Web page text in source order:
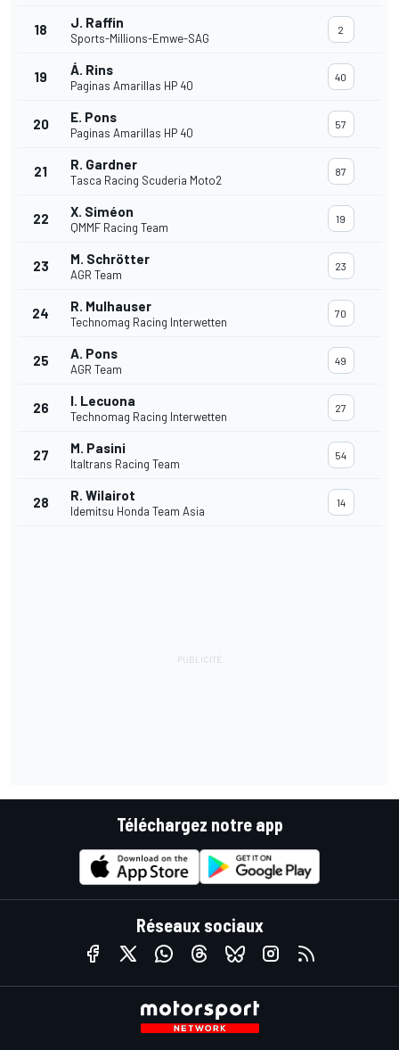
18 J. Raffin
Sports-Millions-Emwe-SAG
2
19 Á. Rins
Paginas Amarillas HP 40
40
20 E. Pons
Paginas Amarillas HP 40
57
21 R. Gardner
Tasca Racing Scuderia Moto2
87
22 X. Siméon
QMMF Racing Team
19
23 M. Schrötter
AGR Team
23
24 R. Mulhauser
Technomag Racing Interwetten
70
25 A. Pons
AGR Team
49
26 I. Lecuona
Technomag Racing Interwetten
27
27 M. Pasini
Italtrans Racing Team
54
28 R. Wilairot
Idemitsu Honda Team Asia
14
Téléchargez notre app
Réseaux sociaux